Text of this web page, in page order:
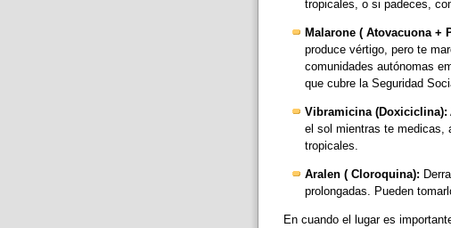
tropicales, o si padeces,
Malarone ( Atovacuona +
produce vértigo, pero te
comunidades autónomas
que cubre la Seguridad
Vibramicina (Doxiciclina):
el sol mientras te medicas,
tropicales.
Aralen ( Cloroquina):
prolongadas. Pueden
En cuando el lugar es